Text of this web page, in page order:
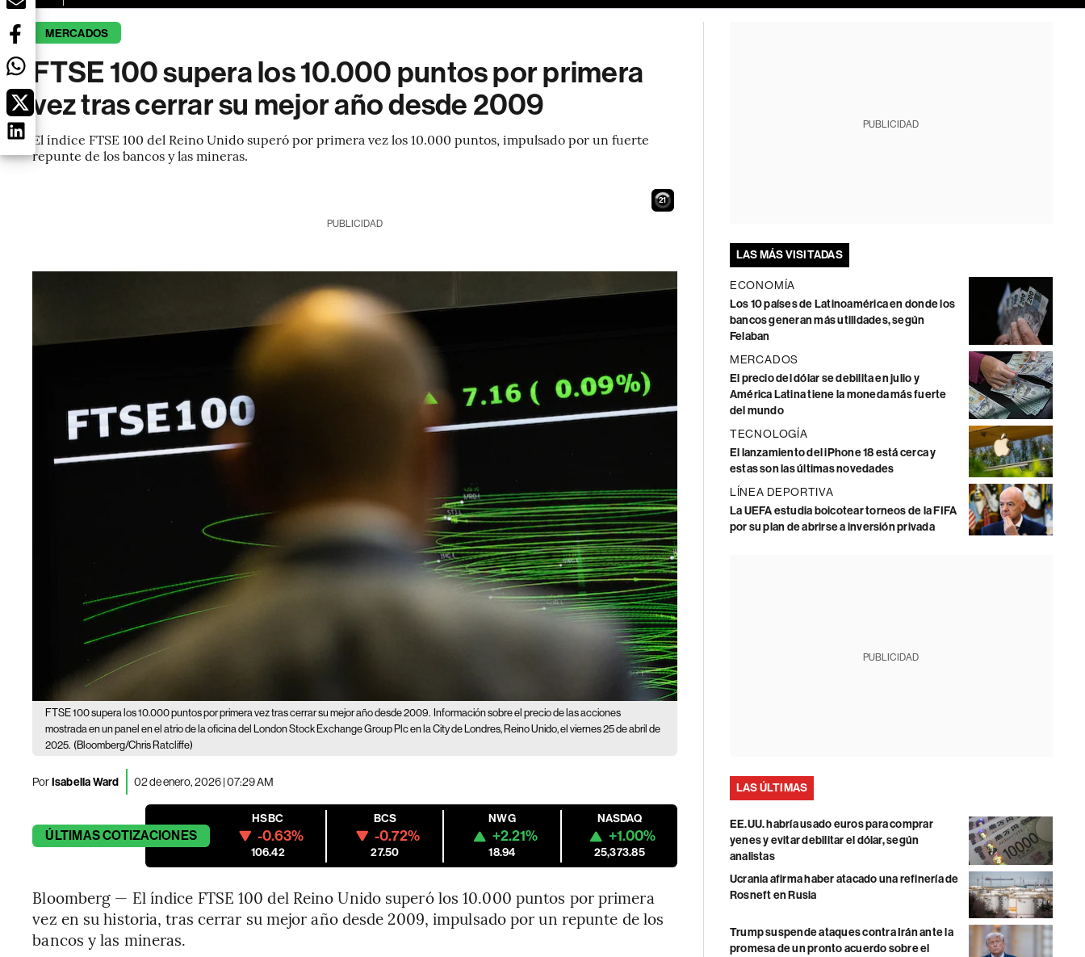
MERCADOS
FTSE 100 supera los 10.000 puntos por primera
vez tras cerrar su mejor año desde 2009
El índice FTSE 100 del Reino Unido superó por primera vez los 10.000 puntos, impulsado por un fuerte
repunte de los bancos y las mineras.
20
PUBLICIDAD
FTSE 100 supera los 10.000 puntos por primera vez tras cerrar su mejor año desde 2009. Información sobre el precio de las acciones
mostrada en un panel en el atrio de la oficina del London Stock Exchange Group Plc en la City de Londres, Reino Unido, el viernes 25 de abril de
2025. (Bloomberg/Chris Ratcliffe)
PorIsabella Ward 02 de enero, 2026 | 07:29 AM
ÚLTIMASCOTIZACIONES
HSBC
-0.63%
106.42
BCS
-0.72%
27.50
NWG
+2.21%
18.94
NASDAQ
+1.00%
25,373.85
Bloomberg — El índice FTSE 100 del Reino Unido superó los 10.000 puntos por primera
vez en su historia, tras cerrar su mejor año desde 2009, impulsado por un repunte de los
bancos y las mineras.
PUBLICIDAD
LAS MÁS VISITADAS
ECONOMÍA
Los 10 países de Latinoamérica en donde los
bancos generan más utilidades, según
Felaban
MERCADOS
El precio del dólar se debilita en julio y
América Latina tiene la moneda más fuerte
del mundo
TECNOLOGÍA
El lanzamiento del iPhone 18 está cerca y
estas son las últimas novedades
LÍNEA DEPORTIVA
La UEFA estudia boicotear torneos de la FIFA
por su plan de abrirse a inversión privada
PUBLICIDAD
LAS ÚLTIMAS
EE.UU. habría usado euros para comprar
yenes y evitar debilitar el dólar, según
analistas
Ucrania afirma haber atacado una refinería de
Rosneft en Rusia
Trump suspende ataques contra Irán ante la
promesa de un pronto acuerdo sobre el